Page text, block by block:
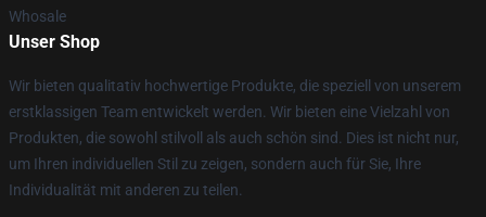
Whosale
Unser Shop
Wir bieten qualitativ hochwertige Produkte, die speziell von unserem
erstklassigen Team entwickelt werden. Wir bieten eine Vielzahl von
Produkten, die sowohl stilvoll als auch schön sind. Dies ist nicht nur,
um Ihren individuellen Stil zu zeigen, sondern auch für Sie, Ihre
Individualität mit anderen zu teilen.